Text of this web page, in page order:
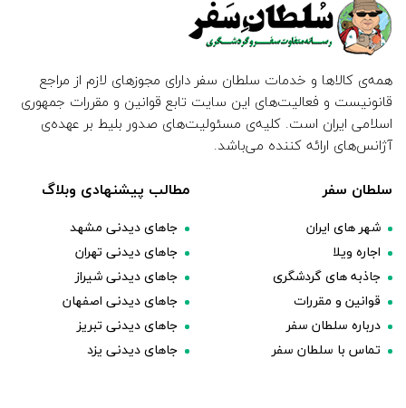
همه‌ی کالاها و خدمات سلطان سفر دارای مجوزهای لازم از مراجع
قانونیست و فعالیت‌های این سایت تابع قوانین و مقررات جمهوری
اسلامی ایران است. کلیه‌ی مسئولیت‌های صدور بلیط بر عهده‌ی
آژانس‌های ارائه کننده می‌باشد.
سلطان سفر
شهر های ایران
اجاره ویلا
جاذبه های گردشگری
قوانین و مقررات
درباره سلطان سفر
تماس با سلطان سفر
مطالب پیشنهادی وبلاگ
جاهای دیدنی مشهد
جاهای دیدنی تهران
جاهای دیدنی شیراز
جاهای دیدنی اصفهان
جاهای دیدنی تبریز
جاهای دیدنی یزد